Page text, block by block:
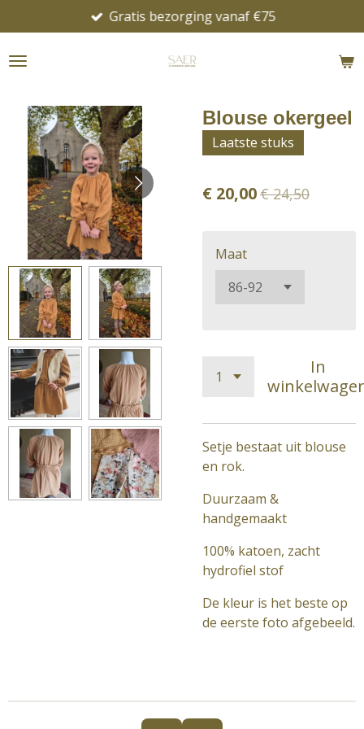
direct
naar
Gratis bezorging vanaf €75
Blouse okergeel
Laatste stuks
€ 20,00€ 24,50
Maat
In
Setje bestaat uit blouse
en rok.
Duurzaam &
handgemaakt
100% katoen, zacht
hydrofiel stof
De kleur is het beste op
de eerste foto afgebeeld.